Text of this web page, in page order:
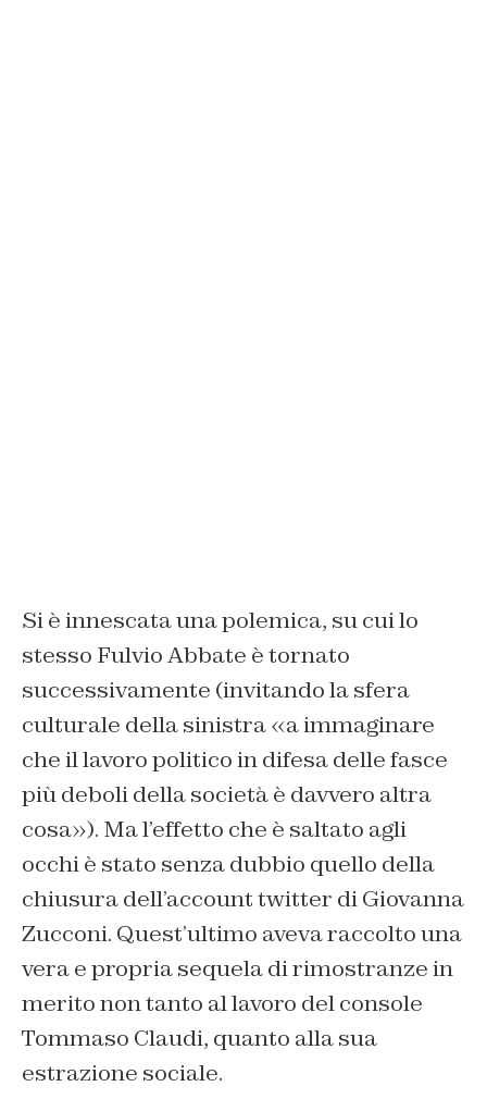
Si è innescata una polemica, su cui lo
stesso Fulvio Abbate è tornato
successivamente (invitando la sfera
culturale della sinistra «a immaginare
che il lavoro politico in difesa delle fasce
più deboli della società è davvero altra
cosa»). Ma l’effetto che è saltato agli
occhi è stato senza dubbio quello della
chiusura dell’account twitter di Giovanna
Zucconi. Quest’ultimo aveva raccolto una
vera e propria sequela di rimostranze in
merito non tanto al lavoro del console
Tommaso Claudi, quanto alla sua
estrazione sociale.